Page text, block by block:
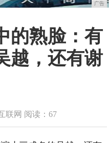
广告
的熟脸：有
越，还有谢
联网 阅读：67